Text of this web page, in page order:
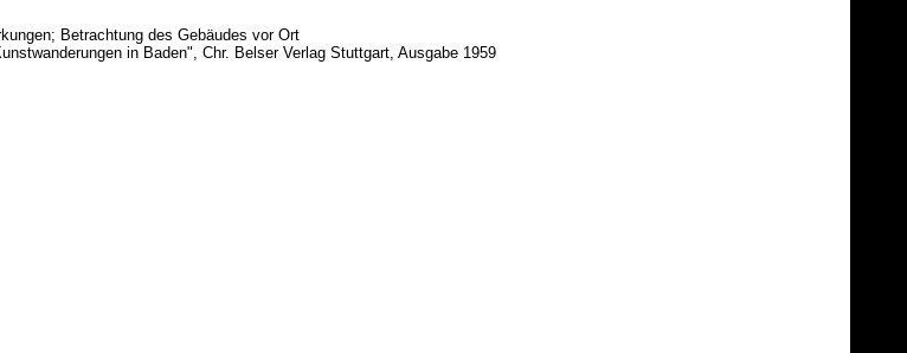
Betrachtung des Gebäudes vor Ort
in Baden", Chr. Belser Verlag Stuttgart, Ausgabe 1959